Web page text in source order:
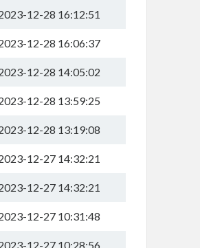
12-28 16:12:51
12-28 16:06:37
12-28 14:05:02
12-28 13:59:25
12-28 13:19:08
12-27 14:32:21
12-27 14:32:21
12-27 10:31:48
12-27 10:28:56